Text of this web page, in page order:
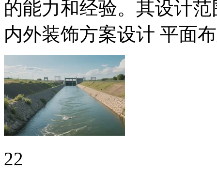
的能力和经验。其设计
内外装饰方案设计 平面
22